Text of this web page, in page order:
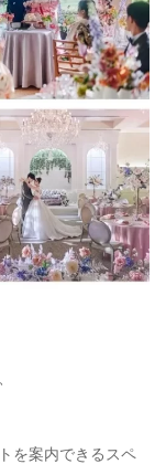
を案内できるスペ